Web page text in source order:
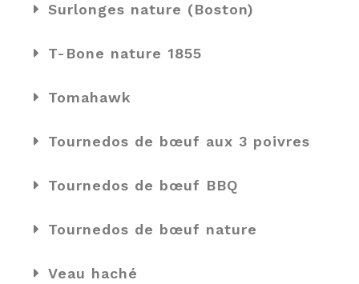
Surlonges nature (Boston)
T-Bone nature 1855
Tomahawk
Tournedos de bœuf aux 3 poivres
Tournedos de bœuf BBQ
Tournedos de bœuf nature
Veau haché